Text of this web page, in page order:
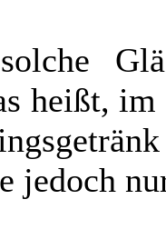
heißt,
jedoch